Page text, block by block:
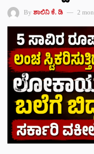
By ಶಾಲಿನಿ ಕೆ. ಡಿ 2